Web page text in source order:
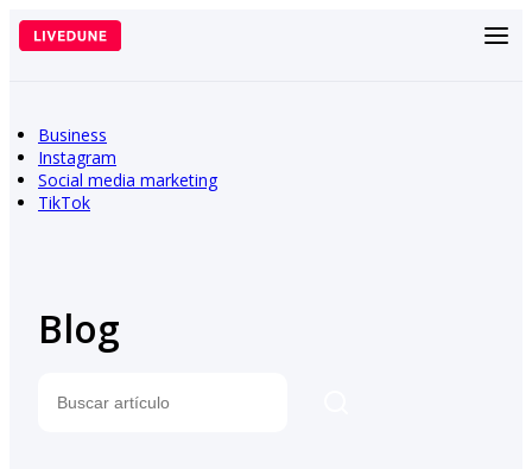
Saltar
al
Business
Instagram
Social media marketing
TikTok
Blog